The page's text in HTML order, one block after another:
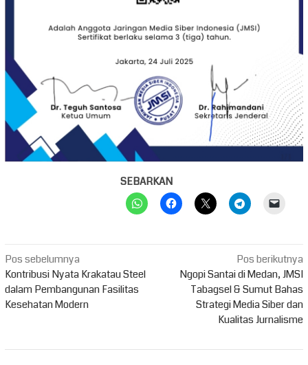
SEBARKAN
Navigasi
pos
Pos sebelumnya
Kontribusi Nyata Krakatau Steel
dalam Pembangunan Fasilitas
Kesehatan Modern
Pos berikutnya
Ngopi Santai di Medan, JMSI
Tabagsel & Sumut Bahas
Strategi Media Siber dan
Kualitas Jurnalisme